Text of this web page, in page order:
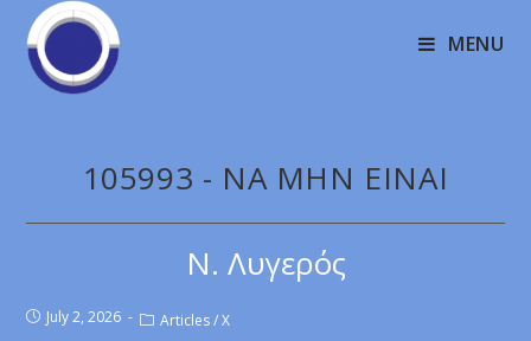
MENU
105993 - NA MHN EINAI
Ν. Λυγερός
July 2, 2026 Articles / X